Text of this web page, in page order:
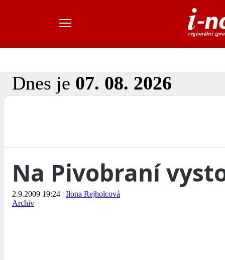
Dnes je 07. 08. 2026
Na Pivobraní
2.9.2009 19:24 | Ilona Rejholcová
Archiv